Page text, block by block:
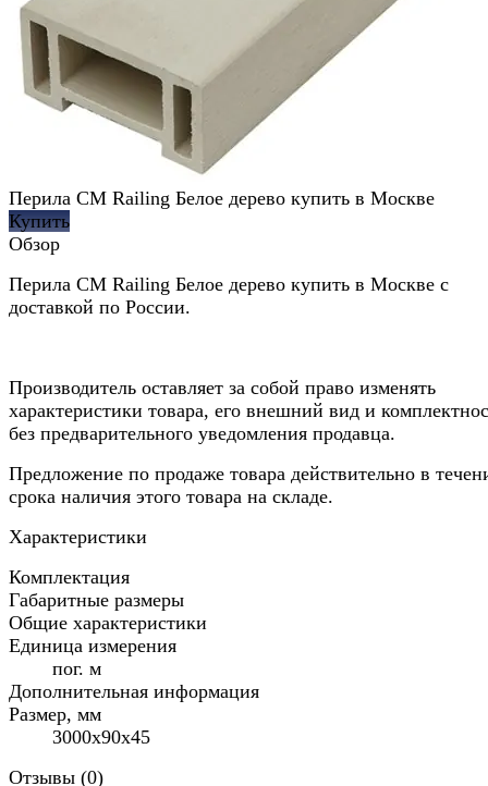
Перила CM Railing Белое дерево купить в Москве
Купить
Обзор
Перила CM Railing Белое дерево купить в Москве с
доставкой по России.
Производитель оставляет за собой право изменять
характеристики товара, его внешний вид и
без предварительного уведомления продавца.
Предложение по продаже товара действительно в
срока наличия этого товара на складе.
Характеристики
Комплектация
Габаритные размеры
Общие характеристики
Единица измерения
пог. м
Дополнительная информация
Размер, мм
3000х90х45
Отзывы (0)